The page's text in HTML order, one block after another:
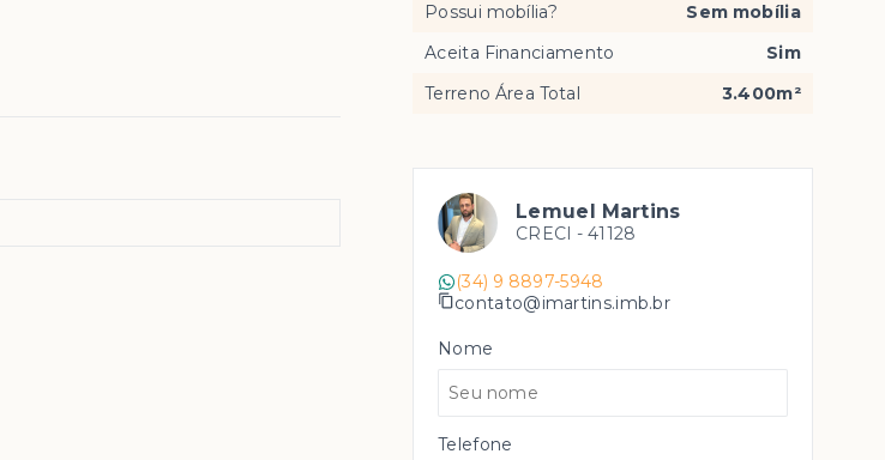
Possui mobília?
Sem mobília
Aceita Financiamento
Sim
Terreno Área Total
3.400m²
Lemuel Martins
CRECI -41128
(34) 9 8897-5948
contato@imartins.imb.br
Nome
Telefone